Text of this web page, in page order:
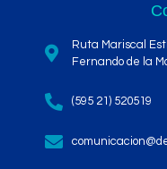
Ruta Mariscal
Fernando de la
(595 21) 520519